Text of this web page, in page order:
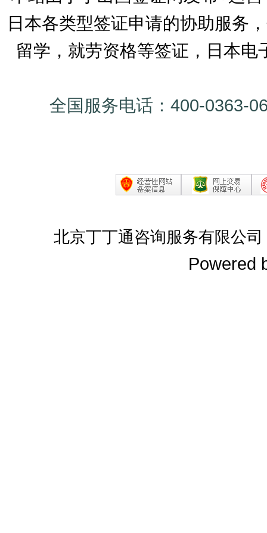
日本各类型签证申请的协助服务
留学，就劳资格等签证，日本
全国服务电话：400-0363-
北京丁丁通咨询服务有限公
Powered